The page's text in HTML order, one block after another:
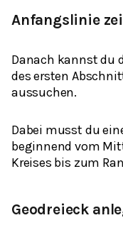
Anfangslinie
Danach kannst du
des ersten
aussuchen.
Dabei musst du
beginnend vom
Kreises bis zum
Geodreieck